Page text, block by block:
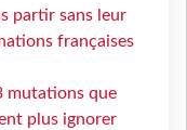
partir sans leur
françaises
mutations que
plus ignorer